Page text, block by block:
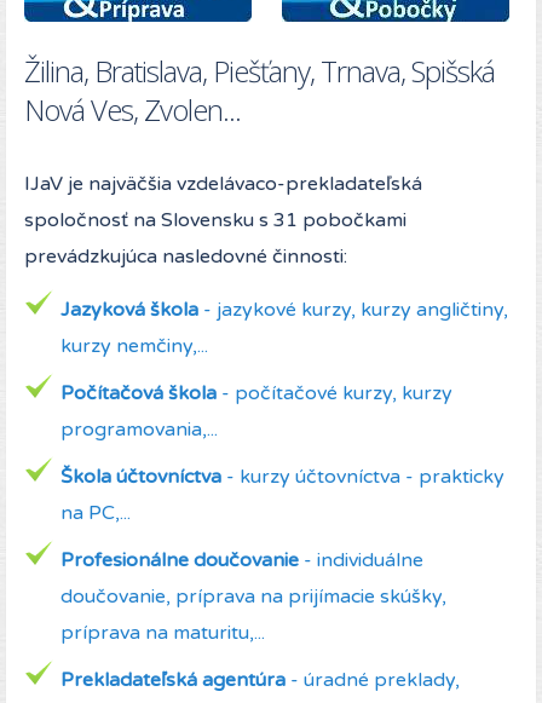
Žilina, Bratislava, Piešťany, Trnava, Spišská
Nová Ves, Zvolen...
IJaV je najväčšia vzdelávaco-prekladateľská
spoločnosť na Slovensku s 31 pobočkami
prevádzkujúca nasledovné činnosti:
Jazyková škola - jazykové kurzy, kurzy angličtiny,
kurzy nemčiny,...
Počítačová škola - počítačové kurzy, kurzy
programovania,...
Škola účtovníctva - kurzy účtovníctva - prakticky
na PC,...
Profesionálne doučovanie - individuálne
doučovanie, príprava na prijímacie skúšky,
príprava na maturitu,...
Prekladateľská agentúra - úradné preklady,